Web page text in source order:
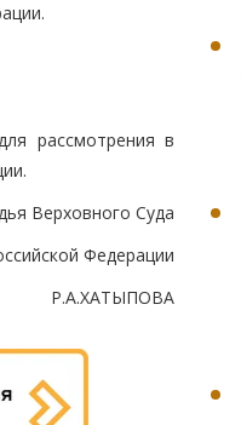
рассмотрения в
Верховного Суда
Федерации
Р.А.ХАТЫПОВА